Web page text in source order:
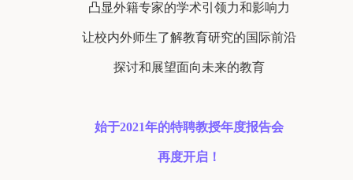
凸显外籍专家的学术引领力和影响力
让校内外师生了解教育研究的国际前沿
探讨和展望面向未来的教育
始于2021年的特聘教授年度报告会
再度开启！